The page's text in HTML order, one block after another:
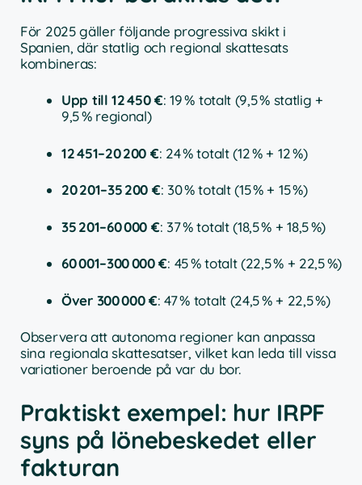
För 2025 gäller följande progressiva skikt i
Spanien, där statlig och regional skattesats
kombineras:
Upp till 12 450 €: 19 % totalt (9,5 % statlig +
9,5 % regional)
12 451–20 200 €: 24 % totalt (12 % + 12 %)
20 201–35 200 €: 30 % totalt (15 % + 15 %)
35 201–60 000 €: 37 % totalt (18,5 % + 18,5 %)
60 001–300 000 €: 45 % totalt (22,5 % + 22,5 %)
Över 300 000 €: 47 % totalt (24,5 % + 22,5 %)
Observera att autonoma regioner kan anpassa
sina regionala skattesatser, vilket kan leda till vissa
variationer beroende på var du bor.
Praktiskt exempel: hur IRPF
syns på lönebeskedet eller
fakturan